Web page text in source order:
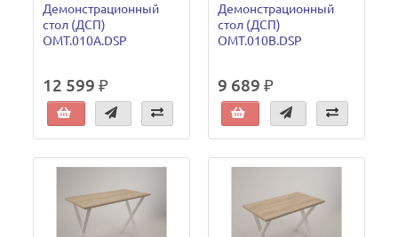
Демонстрационный
стол (ДСП)
OMT.010A.DSP
12 599 ₽
Демонстрационный
стол (ДСП)
OMT.010B.DSP
9 689 ₽